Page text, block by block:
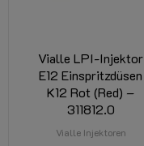
Vialle LPI-Injektor
E12 Einspritzdüsen
K12 Rot (Red) –
311812.0
Vialle Injektoren